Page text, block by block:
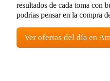
resultados de cada toma con
podrías pensar en la compra
Ver ofertas del día en